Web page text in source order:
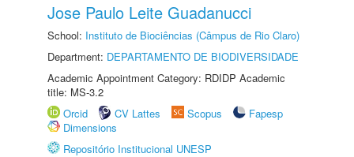
Jose Paulo Leite Guadanucci
School: Instituto de Biociências (Câmpus de Rio Claro)
Department: DEPARTAMENTO DE BIODIVERSIDADE
Academic Appointment Category: RDIDP Academic
title: MS-3.2
Orcid
CV Lattes Scopus
Fapesp
Dimensions
Repositório Institucional UNESP